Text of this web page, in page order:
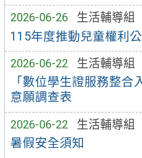
2026-06-26
生活輔導組
115年度推動兒童權利
2026-06-22
生活輔導組
「數位學生證服務整
意願調查表
2026-06-22
生活輔導組
暑假安全須知